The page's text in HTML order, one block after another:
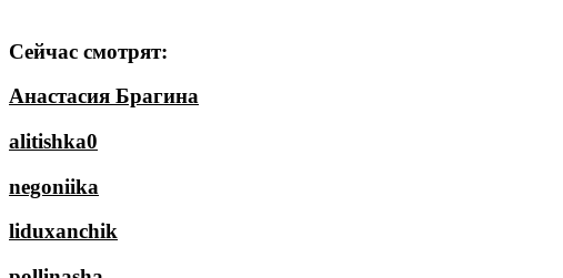
Сейчас смотрят:
Анастасия Брагина
alitishka0
negoniika
liduxanchik